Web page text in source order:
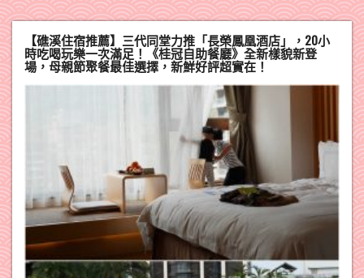
【礁溪住宿推薦】三代同堂力推「長榮鳳凰酒店」，20小
時吃喝玩樂一次滿足！《桂冠自助餐廳》全新樣貌新登
場，母親節聚餐最佳選擇，新鮮好評超實在！